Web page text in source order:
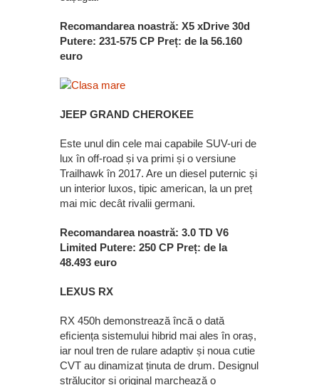
Recomandarea noastră: X5 xDrive 30d
Putere: 231-575 CP Preț: de la 56.160
euro
JEEP GRAND CHEROKEE
Este unul din cele mai capabile SUV-uri de
lux în off-road și va primi și o versiune
Trailhawk în 2017. Are un diesel puternic și
un interior luxos, tipic american, la un preț
mai mic decât rivalii germani.
Recomandarea noastră: 3.0 TD V6
Limited Putere: 250 CP Preț: de la
48.493 euro
LEXUS RX
RX 450h demonstrează încă o dată
eﬁciența sistemului hibrid mai ales în oraș,
iar noul tren de rulare adaptiv și noua cutie
CVT au dinamizat ținuta de drum. Designul
strălucitor și original marchează o